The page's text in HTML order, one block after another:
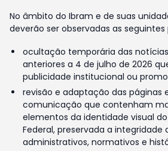
No âmbito do Ibram e de suas
deverão ser observadas as seguintes
ocultação temporária das
anteriores a 4 de julho de 2026
publicidade institucional ou
revisão e adaptação das páginas
comunicação que contenham
elementos da identidade visual
Federal, preservada a integridade
administrativos, normativos e